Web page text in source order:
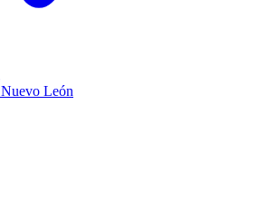
Nuevo León